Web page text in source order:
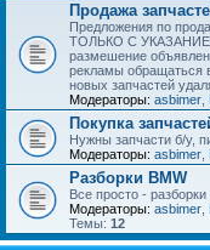
Продажа
Предложения по
ТОЛЬКО С
размешение
рекламы обращаться
новых запчастей
Модераторы: asbimer
Покупка
Нужны запчасти б/у,
Модераторы: asbimer
Разборки BMW
Все просто - разборки
Модераторы: asbimer
Темы: 12